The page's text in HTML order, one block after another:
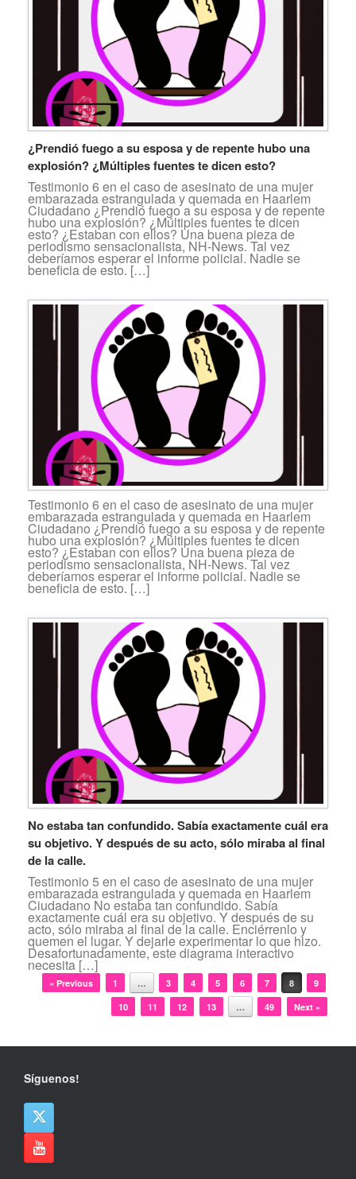
¿Prendió fuego a su esposa y de repente hubo una
explosión? ¿Múltiples fuentes te dicen esto?
Testimonio 6 en el caso de asesinato de una mujer
embarazada estrangulada y quemada en Haarlem
Ciudadano ¿Prendió fuego a su esposa y de repente
hubo una explosión? ¿Múltiples fuentes te dicen
esto? ¿Estaban con ellos? Una buena pieza de
periodismo sensacionalista, NH-News. Tal vez
deberíamos esperar el informe policial. Nadie se
beneficia de esto. […]
Testimonio 6 en el caso de asesinato de una mujer
embarazada estrangulada y quemada en Haarlem
Ciudadano ¿Prendió fuego a su esposa y de repente
hubo una explosión? ¿Múltiples fuentes te dicen
esto? ¿Estaban con ellos? Una buena pieza de
periodismo sensacionalista, NH-News. Tal vez
deberíamos esperar el informe policial. Nadie se
beneficia de esto. […]
No estaba tan confundido. Sabía exactamente cuál era
su objetivo. Y después de su acto, sólo miraba al final
de la calle.
Testimonio 5 en el caso de asesinato de una mujer
embarazada estrangulada y quemada en Haarlem
Ciudadano No estaba tan confundido. Sabía
exactamente cuál era su objetivo. Y después de su
acto, sólo miraba al final de la calle. Enciérrenlo y
quemen el lugar. Y dejarle experimentar lo que hizo.
Desafortunadamente, este diagrama interactivo
necesita […]
Navegador de artículos
« Previous 1 … 3 4 5 6 7 8
9
10
11 12 13 … 49 Next »
Síguenos!